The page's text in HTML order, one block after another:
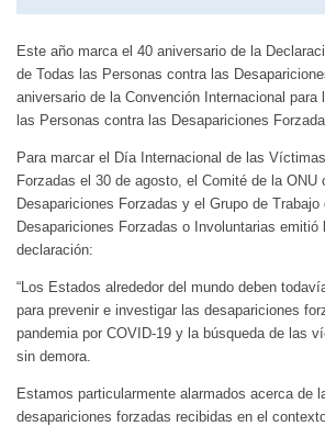
Este año marca el 40 aniversario de la
de Todas las Personas contra las
aniversario de la Convención Internacional para
las Personas contra las Desapariciones
Para marcar el Día Internacional de las
Forzadas el 30 de agosto, el Comité de la ONU
Desapariciones Forzadas y el Grupo de Trabajo
Desapariciones Forzadas o Involuntarias emitió
declaración:
“Los Estados alrededor del mundo deben
para prevenir e investigar las desapariciones
pandemia por COVID-19 y la búsqueda de las
sin demora.
Estamos particularmente alarmados acerca de
desapariciones forzadas recibidas en el